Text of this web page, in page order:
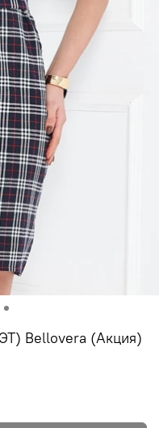
Bellovera (Акция)